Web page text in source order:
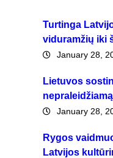
Turtinga
viduramžių iki
January 28,
Lietuvos
January 28,
Rygos
Latvijos